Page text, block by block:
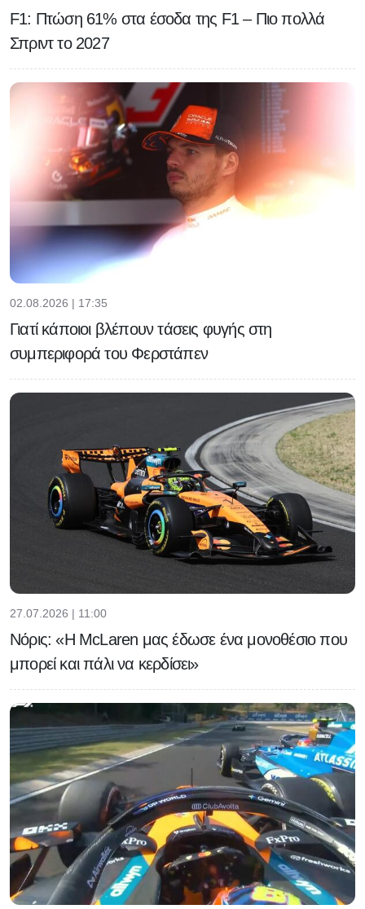
F1: Πτώση 61% στα έσοδα της F1 – Πιο πολλά
Σπριντ το 2027
02.08.2026 | 17:35
Γιατί κάποιοι βλέπουν τάσεις φυγής στη
συμπεριφορά του Φερστάπεν
27.07.2026 | 11:00
Νόρις: «Η McLaren μας έδωσε ένα μονοθέσιο που
μπορεί και πάλι να κερδίσει»